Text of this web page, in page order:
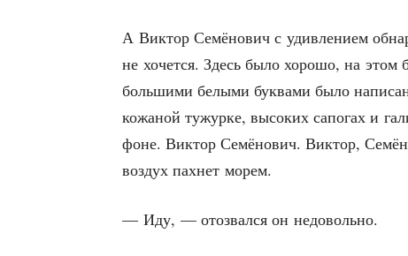
А Вик­тор Семё­но­вич с удив­ле­ни­ем
не хочет­ся. Здесь было хоро­шо, на
боль­ши­ми белы­ми бук­ва­ми было
кожа­ной тужур­ке, высо­ких сапо­гах и
фоне. Вик­тор Семё­но­вич. Вик­тор,
воз­дух пах­нет морем.
— Иду, — ото­звал­ся он недовольно.